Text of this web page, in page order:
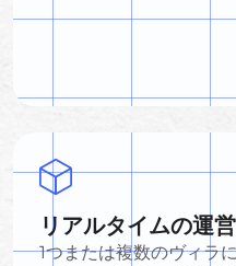
リアルタイムの運
1つまたは複数のヴィラ